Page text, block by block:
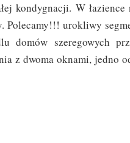
kondygnacji. W
Polecamy!!! urokliwy
domów szeregowych
z dwoma oknami, jedno